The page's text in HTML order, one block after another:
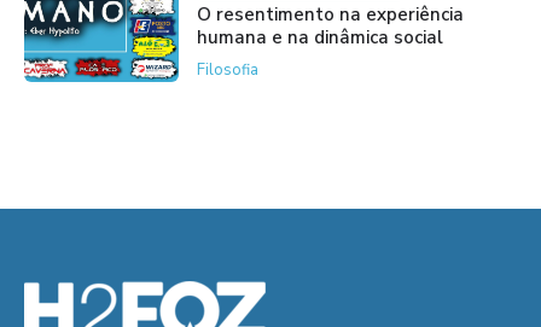
O resentimento na experiência
humana e na dinâmica social
Filosofia